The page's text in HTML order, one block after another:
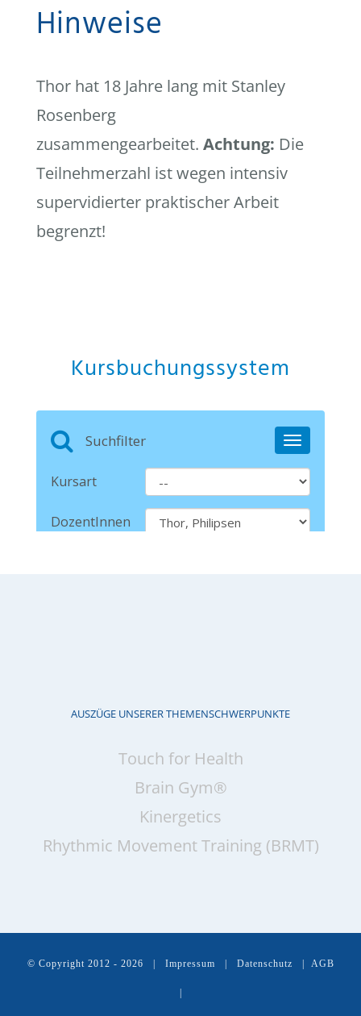
Hinweise
Thor hat 18 Jahre lang mit Stanley
Rosenberg
zusammengearbeitet. Achtung: Die
Teilnehmerzahl ist wegen intensiv
supervidierter praktischer Arbeit
begrenzt!
Kursbuchungssystem
AUSZÜGE UNSERER THEMENSCHWERPUNKTE
Touch for Health
Brain Gym®
Kinergetics
Rhythmic Movement Training (BRMT)
© Copyright 2012 - 2026 | Impressum | Datenschutz | AGB
|